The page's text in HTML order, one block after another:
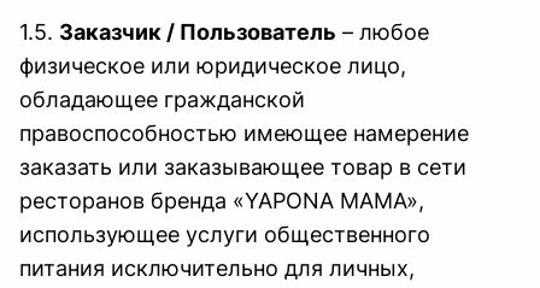
1.5. Заказчик / Пользователь – любое
физическое или юридическое лицо,
обладающее гражданской
правоспособностью имеющее намерение
заказать или заказывающее товар в сети
ресторанов бренда «YAPONA MAMA»,
использующее услуги общественного
питания исключительно для личных,